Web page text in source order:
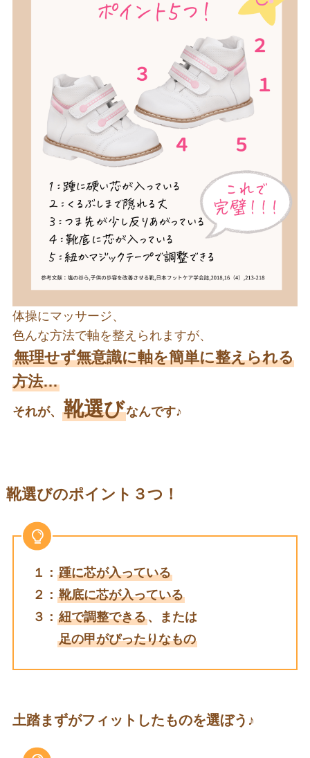
体操にマッサージ、
色んな方法で軸を整えられますが、
無理せず無意識に軸を簡単に整えられる
方法…
それが、 靴選びなんです♪
靴選びのポイント３つ！
１： 踵に芯が入っている
２： 靴底に芯が入っている
３： 紐で調整できる、または
足の甲がぴったりなもの
土踏まずがフィットしたものを選ぼう♪